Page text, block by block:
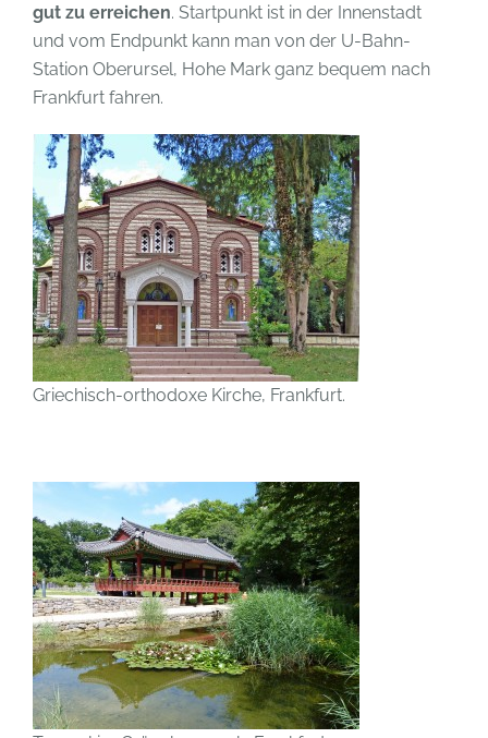
gut zu erreichen. Startpunkt ist in der Innenstadt
und vom Endpunkt kann man von der U-Bahn-
Station Oberursel, Hohe Mark ganz bequem nach
Frankfurt fahren.
Griechisch-orthodoxe Kirche, Frankfurt.